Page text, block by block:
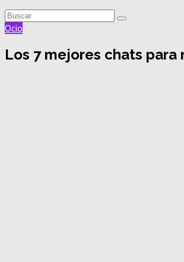
Ocio
Los 7 mejores chats para